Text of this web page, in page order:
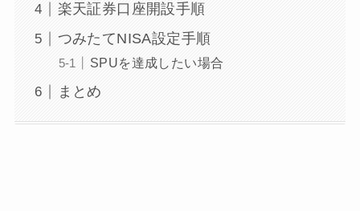
楽天証券口座開設手順
つみたてNISA設定手順
SPUを達成したい場合
まとめ